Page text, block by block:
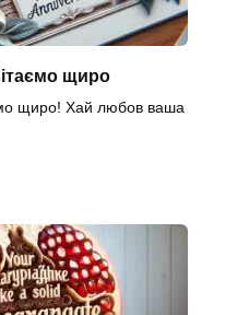
щиро
щиро! Хай любов ваша